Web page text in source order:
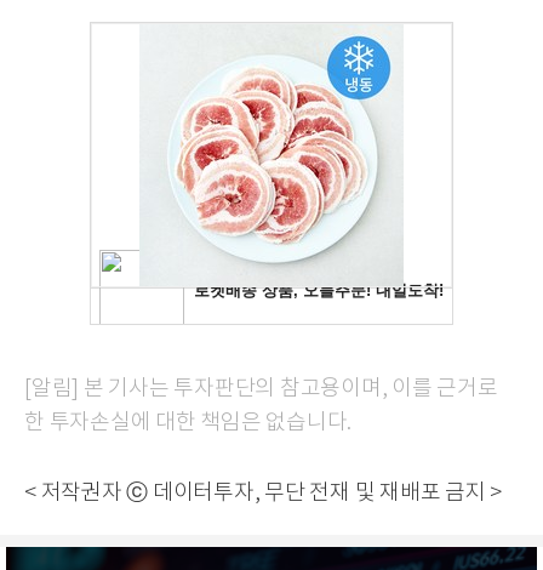
[알림] 본 기사는 투자판단의 참고용이며, 이를 근거로
한 투자손실에 대한 책임은 없습니다.
< 저작권자 ⓒ 데이터투자, 무단 전재 및 재배포 금지 >